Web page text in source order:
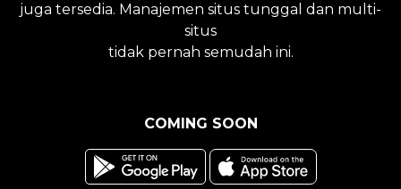
juga tersedia. Manajemen situs tunggal dan multi-
situs
tidak pernah semudah ini.
COMING SOON